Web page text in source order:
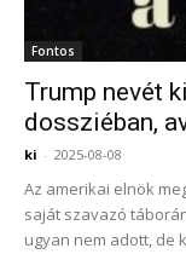
Fontos
Trump nevét
dossziéban,
ki - 2025-08-08
Az amerikai elnök
saját szavazó
ugyan nem adott, de